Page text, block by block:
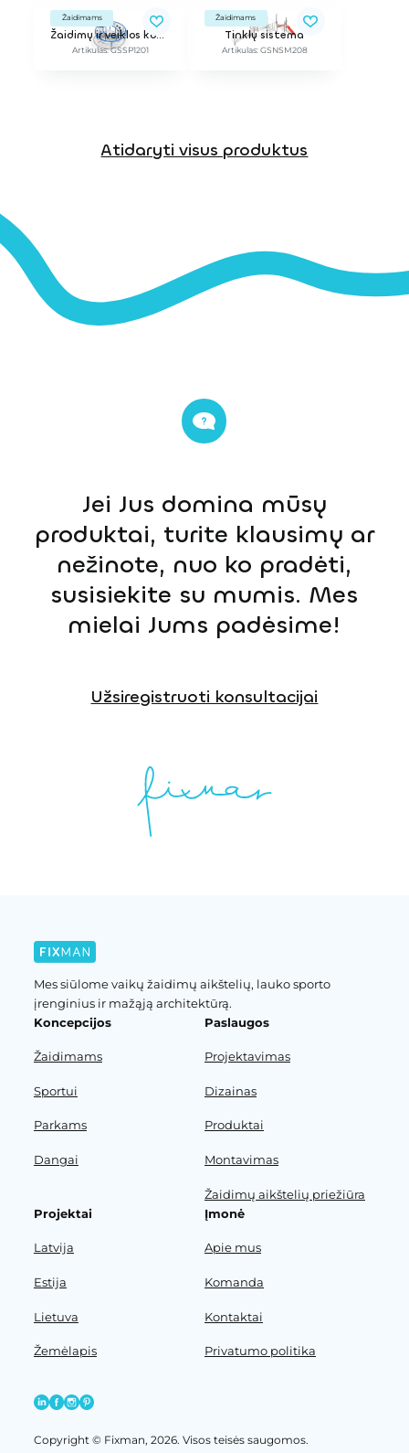
Žaidimams
Žaidimų ir veiklos kompleksas
Artikulas: GSSP1201
Žaidimams
Tinklų sistema
Artikulas: GSNSM208
Atidaryti visus produktus
Jei Jus domina mūsų
produktai, turite klausimų ar
nežinote, nuo ko pradėti,
susisiekite su mumis. Mes
mielai Jums padėsime!
Užsiregistruoti konsultacijai
Mes siūlome vaikų žaidimų aikštelių, lauko sporto
įrenginius ir mažąją architektūrą.
Koncepcijos
Žaidimams
Sportui
Parkams
Dangai
Paslaugos
Projektavimas
Dizainas
Produktai
Montavimas
Žaidimų aikštelių priežiūra
Projektai
Latvija
Estija
Lietuva
Žemėlapis
Įmonė
Apie mus
Komanda
Kontaktai
Privatumo politika
Copyright © Fixman, 2026. Visos teisės saugomos.